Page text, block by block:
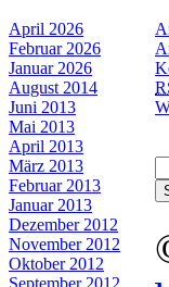
April 2026
Februar 2026
Januar 2026
August 2014
Juni 2013
Mai 2013
April 2013
März 2013
Februar 2013
Januar 2013
Dezember 2012
November 2012
Oktober 2012